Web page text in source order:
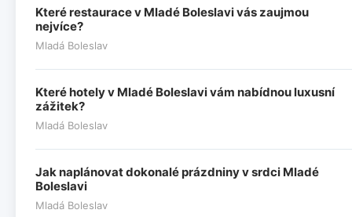
Které restaurace v Mladé Boleslavi vás zaujmou
nejvíce?
Mladá Boleslav
Které hotely v Mladé Boleslavi vám nabídnou luxusní
zážitek?
Mladá Boleslav
Jak naplánovat dokonalé prázdniny v srdci Mladé
Boleslavi
Mladá Boleslav